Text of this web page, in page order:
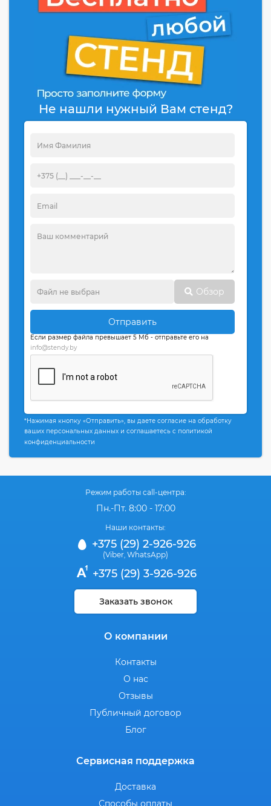
Не нашли нужный Вам стенд?
Обзор
Отправить
Если размер файла превышает 5 Мб - отправьте его на
info@stendy.by
*Нажимая кнопку «Отправить», вы даете согласие на обработку
ваших персональных данных и соглашаетесь с политикой
конфиденциальности
Режим работы call-центра:
Пн.-Пт. 8:00 - 17:00
Наши контакты:
+375 (29) 2-926-926
(Viber WhatsApp)
+375 (29) 3-926-926
Заказать звонок
О компании
Контакты
О нас
Отзывы
Публичный договор
Блог
Сервисная поддержка
Доставка
Способы оплаты